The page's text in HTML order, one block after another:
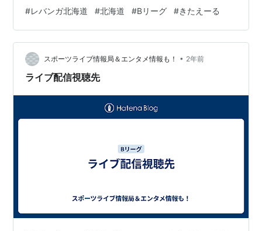
介。 食を通じて観戦をもっと楽しみたい方に、きっと役
立つ情報が見つかるはずです。 レバンガ北海道のアリー
ナグルメとは きたえーるの飲食ブースをチェック 試合観
戦中のフード選びのポイント アリーナで楽しむつまみに
合う飲み物 入場前に知っておきたい持ち込み情報 持ち込
#レバンガ北海道 #北海道 #Bリーグ #きたえーる
スポーツライブ情報局＆エンタメ情報も！ • 2年前
ライブ配信視聴先